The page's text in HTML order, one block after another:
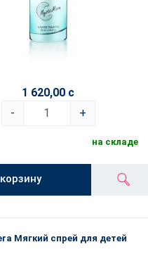
1 620,00 с
-
+
на складе
Мягкий спрей для детей